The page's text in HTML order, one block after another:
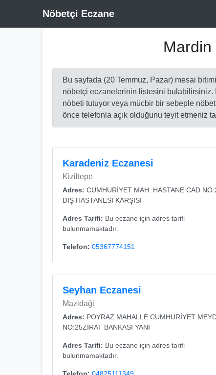
Nöbetçi Eczane
Bu sayfada (20 Temmuz, Pazar) mesai
nöbetçi eczanelerinin listesini bulabilirsiniz.
nöbeti tutuyor veya mücbir bir sebeple
önce telefonla açık olduğunu teyit etmeniz
Karadeniz Eczanesi
Kiziltepe
Adres: CUMHURİYET MAH. HASTANE CAD
DİŞ HASTANESİ KARŞISI
Adres Tarifi: Bu eczane için adres tarifi
bulunmamaktadır.
Telefon: 05367774151
Seyhan Eczanesi
Mazidaği
Adres: POYRAZ MAHALLE CUMHURİYET
NO:25ZİRAT BANKASI YANI
Adres Tarifi: Bu eczane için adres tarifi
bulunmamaktadır.